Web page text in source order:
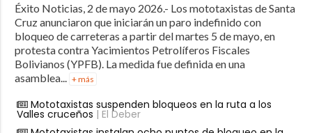
Éxito Noticias, 2 de mayo 2026.- Los mototaxistas de Santa
Cruz anunciaron que iniciarán un paro indefinido con
bloqueo de carreteras a partir del martes 5 de mayo, en
protesta contra Yacimientos Petrolíferos Fiscales
Bolivianos (YPFB). La medida fue definida en una
asamblea...
+ más
Mototaxistas suspenden bloqueos en la ruta a los
Valles cruceños | El Deber